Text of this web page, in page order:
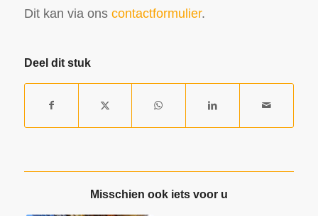
Dit kan via ons contactformulier.
Deel dit stuk
Misschien ook iets voor u